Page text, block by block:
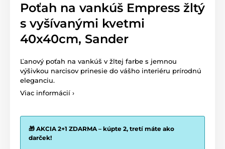
Poťah na vankúš Empress žltý
s vyšívanými kvetmi
40x40cm, Sander
Ľanový poťah na vankúš v žltej farbe s jemnou
výšivkou narcisov prinesie do vášho interiéru prírodnú
eleganciu.
Viac informácií ›
🎁 AKCIA 2+1 ZDARMA – kúpte 2, tretí máte ako
darček!